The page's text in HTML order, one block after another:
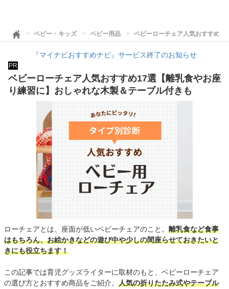
ベビー・キッズ ベビー用品 ベビーローチェア人気おすすめ
『マイナビおすすめナビ』サービス終了のお知らせ
PR
ベビーローチェア人気おすすめ17選【離乳食やお座
り練習に】おしゃれな木製＆テーブル付きも
ローチェアとは、座面が低いベビーチェアのこと。 離乳食など食事
はもちろん、お絵かきなどの遊び中や少しの間座らせておきたいと
きにも役立ちます！
この記事では育児グッズライターに取材のもと、ベビーローチェア
の選び方とおすすめ商品をご紹介。 人気の折りたたみ式やテーブル